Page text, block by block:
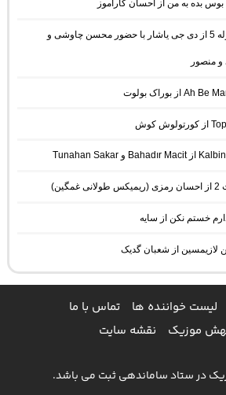
بوس بده به من از احسان کاراموز
دانلود آهنگ ریمیکس زلزله 5 از دی جی یاشار با حضور محسن چاوشی و
و منصور
خستم نکن از سایه
لازیمسین از شعبان گدیک
لیست خواننده ها
تماس با ما
موزیک
نقشه سایت
در ستاد ساماندهی ثبت می باشد.